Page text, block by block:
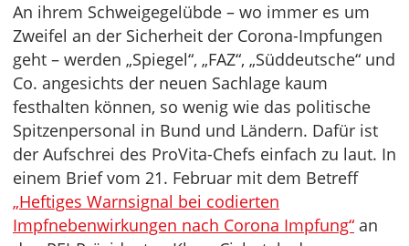
An ihrem Schweigegelübde – wo immer es um
Zweifel an der Sicherheit der Corona-Impfungen
geht – werden „Spiegel“, „FAZ“, „Süddeutsche“ und
Co. angesichts der neuen Sachlage kaum
festhalten können, so wenig wie das politische
Spitzenpersonal in Bund und Ländern. Dafür ist
der Aufschrei des ProVita-Chefs einfach zu laut. In
einem Brief vom 21. Februar mit dem Betreff
„Heftiges Warnsignal bei codierten
Impfnebenwirkungen nach Corona Impfung“ an